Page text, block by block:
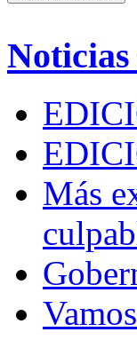
Noticias
Más